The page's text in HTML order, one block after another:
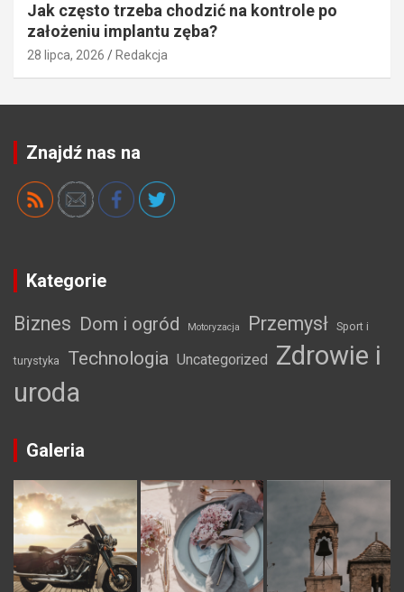
Jak często trzeba chodzić na kontrole po
założeniu implantu zęba?
28 lipca, 2026 Redakcja
Znajdź nas na
Kategorie
Biznes Dom i ogród Motoryzacja Przemysł Sport i
turystyka Technologia Uncategorized
Zdrowie i
uroda
Galeria